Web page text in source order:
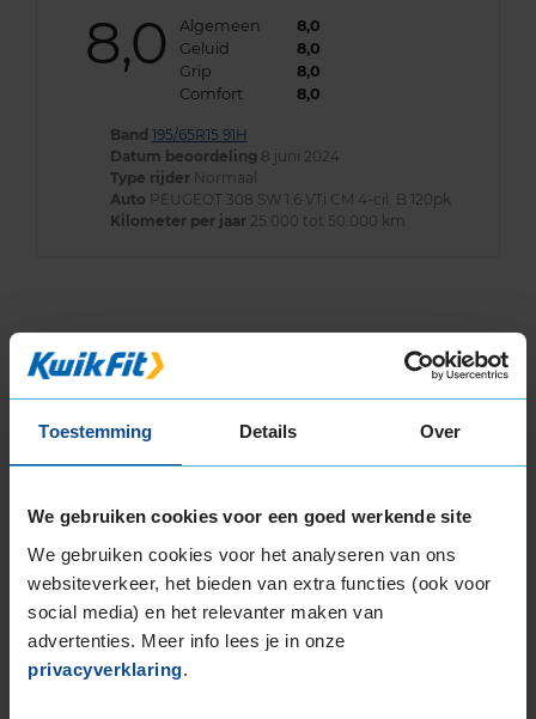
Toestemming Details Over
We gebruiken cookies voor een goed werkende site
We gebruiken cookies voor het analyseren van ons
websiteverkeer, het bieden van extra functies (ook voor
social media) en het relevanter maken van
advertenties. Meer info lees je in onze
privacyverklaring.
8,0 Algemeen
8,0
Geluid
8,0
Grip
8,0
Comfort
8,0
Band 195/65R15 91H
Datum beoordeling 8 juni 2024
Type rijder Normaal
Auto PEUGEOT 308 SW 1.6 VTi CM 4-cil. B 120pk
Kilometer per jaar 25.000 tot 50.000 km
Bandenmontagepakketten
Kies je
Montage Veilig & Zeker
Per band € 40,-